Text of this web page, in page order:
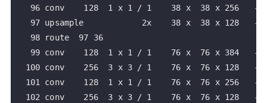
96 conv    128  1 x 1 / 1    38 x  38 x 256   -
97 upsample            2x    38 x  38 x 128   ->
   98 route  97 36
99 conv    128  1 x 1 / 1    76 x  76 x 384   -
100 conv    256  3 x 3 / 1    76 x  76 x 128   -
101 conv    128  1 x 1 / 1    76 x  76 x 256   -
102 conv    256  3 x 3 / 1    76 x  76 x 128   -